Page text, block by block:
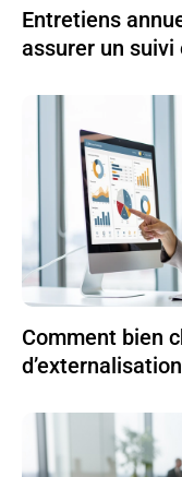
Entretiens
assurer un suivi
Comment bien